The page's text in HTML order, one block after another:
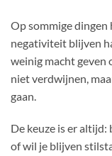
Op sommige dingen
negativiteit blijven
weinig macht geven
niet verdwijnen,
gaan.
De keuze is er
of wil je blijven